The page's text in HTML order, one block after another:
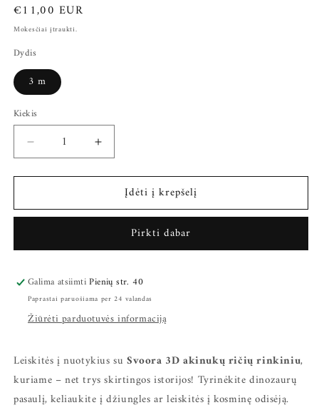
Įprasta
kaina
€11,00 EUR
Mokesčiai įtraukti.
Dydis
3 m
Kiekis
Sumažinti
Svoora
3D
ričių
Padidinti
Svoora
3D
akinių
ričių
Įdėti į krepšelį
Pirkti dabar
Galima atsiimtiPienių str. 40
Paprastai paruošiama per 24 valandas
Žiūrėti parduotuvės informaciją
Leiskitės į nuotykius su Svoora 3D akinukų ričių rinkiniu,
kuriame – net trys skirtingos istorijos! Tyrinėkite dinozaurų
pasaulį, keliaukite į džiungles ar leiskitės į kosminę odisėją.